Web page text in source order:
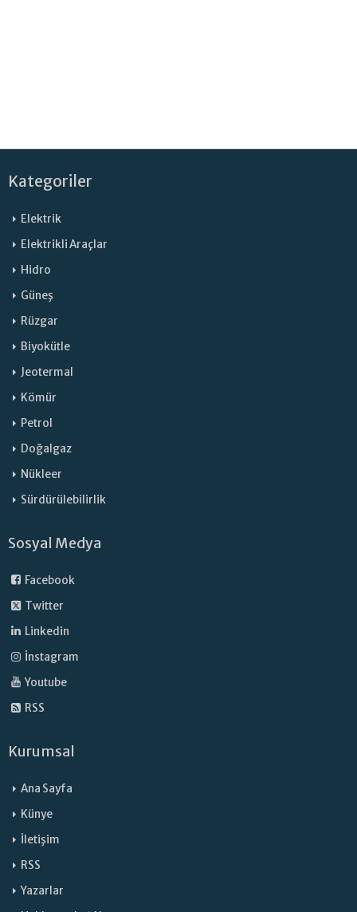
Kategoriler
Elektrik
Elektrikli Araçlar
Hidro
Güneş
Rüzgar
Biyokütle
Jeotermal
Kömür
Petrol
Doğalgaz
Nükleer
Sürdürülebilirlik
Sosyal Medya
Facebook
Twitter
Linkedin
İnstagram
Youtube
RSS
Kurumsal
Ana Sayfa
Künye
İletişim
RSS
Yazarlar